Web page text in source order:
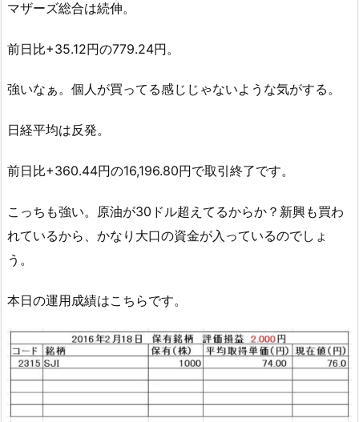
マザーズ総合は続伸。
前日比+35.12円の779.24円。
強いなぁ。個人が買ってる感じじゃないような気がする。
日経平均は反発。
前日比+360.44円の16,196.80円で取引終了です。
こっちも強い。原油が30ドル超えてるからか？新興も買わ
れているから、かなり大口の資金が入っているのでしょ
う。
本日の運用成績はこちらです。